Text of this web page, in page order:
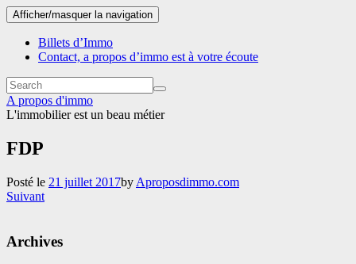
Afficher/masquer la navigation
Billets d’Immo
Contact, a propos d’immo est à votre écoute
A propos d'immo
L'immobilier est un beau métier
FDP
Posté le 21 juillet 2017by Aproposdimmo.com
Suivant
Archives